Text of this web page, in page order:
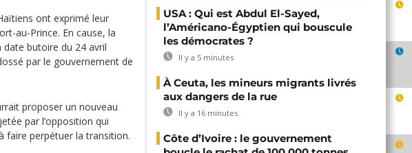
ont exprimé leur
au-Prince. En cause, la
butoire du 24 avril
par le gouvernement de
proposer un nouveau
par l’opposition qui
faire perpétuer la transition.
USA : Qui est Abdul El-Sayed,
l’Américano-Égyptien qui bouscule
les démocrates ?
Il y a 5 minutes
À Ceuta, les mineurs migrants livrés
aux dangers de la rue
Il y a 16 minutes
Côte d’Ivoire : le gouvernement